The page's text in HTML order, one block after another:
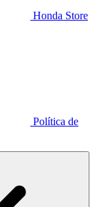
Honda Store
Política de